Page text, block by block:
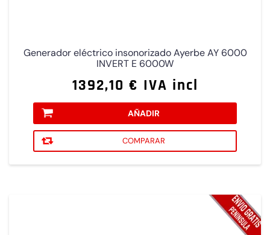
Generador eléctrico insonorizado Ayerbe AY 6000
INVERT E 6000W
1392,10 € IVA incl
AÑADIR
COMPARAR